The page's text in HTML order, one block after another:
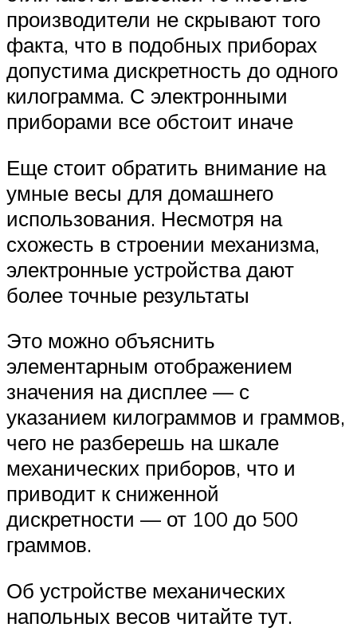
производители не скрывают того
факта, что в подобных приборах
допустима дискретность до одного
килограмма. С электронными
приборами все обстоит иначе
Еще стоит обратить внимание на
умные весы для домашнего
использования. Несмотря на
схожесть в строении механизма,
электронные устройства дают
более точные результаты
Это можно объяснить
элементарным отображением
значения на дисплее — с
указанием килограммов и граммов,
чего не разберешь на шкале
механических приборов, что и
приводит к сниженной
дискретности — от 100 до 500
граммов.
Об устройстве механических
напольных весов читайте тут.